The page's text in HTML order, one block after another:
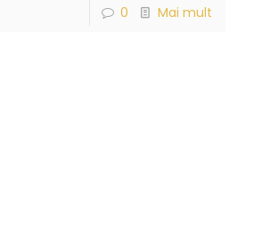
0 Mai mult